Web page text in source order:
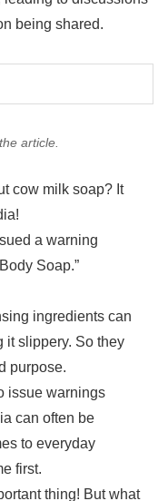
being shared.
article.
cow milk soap? It
a warning
Soap.”
ingredients can
it slippery. So they
purpose.
issue warnings
can often be
to everyday
first.
thing! But what